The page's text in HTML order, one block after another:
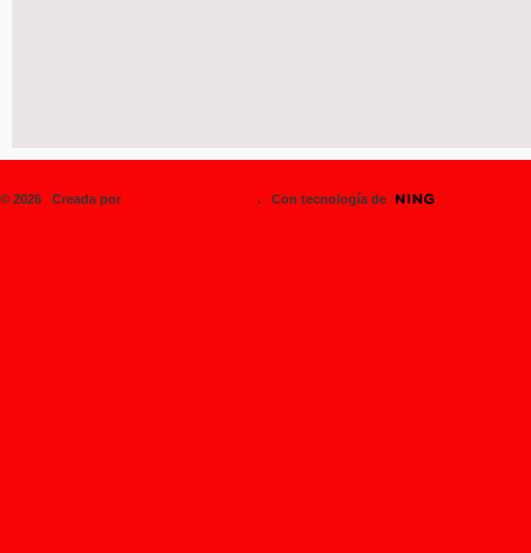
© 2026 Creada por . Con tecnología de